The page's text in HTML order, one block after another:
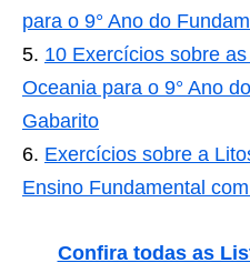
para o 9° Ano do
10 Exercícios sobre
Oceania para o 9° Ano
Gabarito
Exercícios sobre a
Ensino Fundamental
Confira todas as